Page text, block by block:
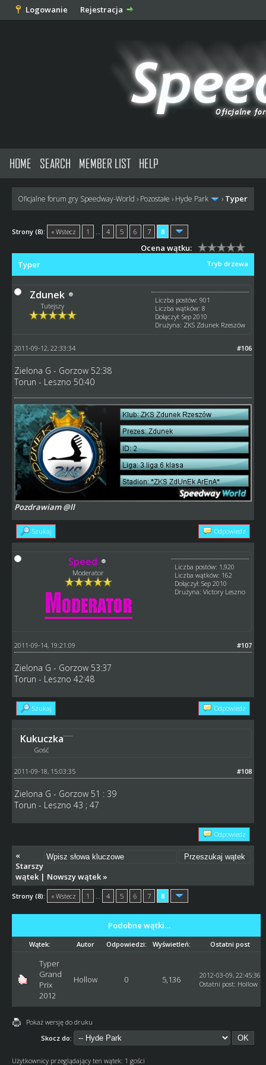
Logowanie Rejestracja
HOME SEARCH MEMBER LIST HELP
Oficjalne forum gry Speedway-World › Pozostałe › Hyde Park › Typer
Strony (8): « Wstecz 1 4 5 6 7 8
Ocena wątku:
Tryb drzewa
Typer
Zdunek
Tutejszy
Liczba postów: 901
Liczba wątków: 8
Dołączył: Sep 2010
Drużyna: ZKS Zdunek Rzeszów
#106
2011-09-12, 22:33:34
Zielona G - Gorzow 52:38
Torun - Leszno 50:40
Pozdrawiam @ll
Szukaj Odpowiedz
Speed
Moderator
Liczba postów: 1,920
Liczba wątków: 162
Dołączył: Sep 2010
Drużyna: Victory Leszno
#107
2011-09-14, 19:21:09
Zielona G - Gorzow 53:37
Torun - Leszno 42:48
Szukaj Odpowiedz
Kukuczka
Gość
#108
2011-09-18, 15:03:35
Zielona G - Gorzow 51 : 39
Torun - Leszno 43 ; 47
Odpowiedz
«
Starszy
wątek| Nowszy wątek»
Strony (8): « Wstecz 1 4 5 6 7 8
Podobne wątki…
Wątek: Autor Odpowiedzi: Wyświetleń: Ostatni post
Typer
Grand
Prix
2012
Hollow 0 5,136
2012-03-09, 22:45:36
Ostatni post: Hollow
Pokaż wersję do druku
Skocz do:
Użytkownicy przeglądający ten wątek: 1 gości